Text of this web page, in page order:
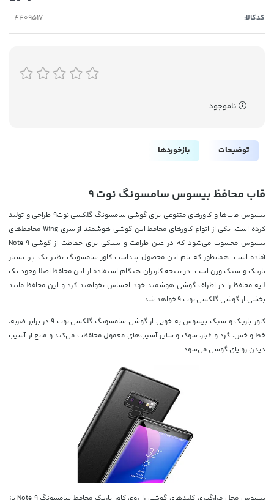
کدکالا:
ناموجود
توضیحات بازخوردها
قاب محافظ بیسوس سامسونگ نوت 9
بیسوس قاب‌ها و کاورهای متنوعی برای گوشی سامسونگ گلکسی نوت9 طراحی و تولید
کرده است. یکی از انواع کاورهای محافظ این گوشی هوشمند از سری Wing محافظ‌های
بیسوس محسوب می‌شود که در عین ظرافت و سبکی برای حفاظت از گوشی Note 9
آماده است. همانطور که نام این محصول پیداست کاور سامسونگ نظیر یک پر، بسیار
باریک و سبک وزن است. در نتیجه کاربران هنگام استفاده از این محافظ اصلا وجود یک
لایه محافظ را در اطراف گوشی هوشمند خود احساس نخواهند کرد و این محافظ مانند
بخشی از گوشی گلکسینوت 9 خواهد شد.
کاور باریک و سبک بیسوس به خوبی از گوشی سامسونگ گلکسینوت 9
در برابر ضربه،
خط و خش، گرد و غبار، شوک و سایر آسیب‌های معمول محافظت می‌کند و مانع از آسیب
دیدن زوایای گوشی می‌شود.